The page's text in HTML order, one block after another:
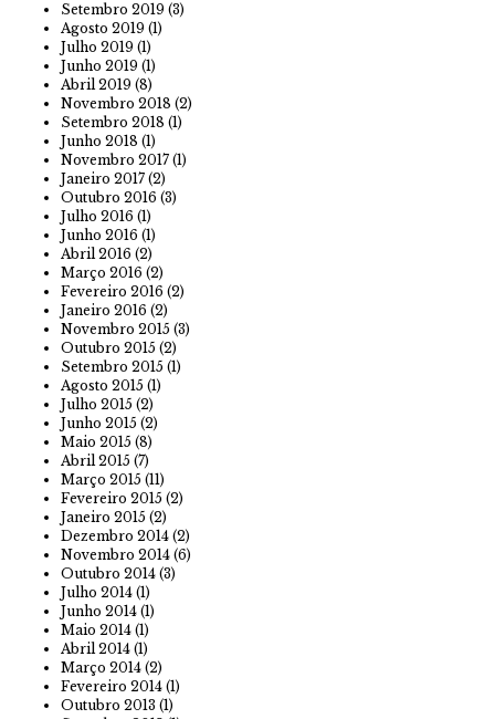
Setembro 2019 (3)
Agosto 2019 (1)
Julho 2019 (1)
Junho 2019 (1)
Abril 2019 (8)
Novembro 2018 (2)
Setembro 2018 (1)
Junho 2018 (1)
Novembro 2017 (1)
Janeiro 2017 (2)
Outubro 2016 (3)
Julho 2016 (1)
Junho 2016 (1)
Abril 2016 (2)
Março 2016 (2)
Fevereiro 2016 (2)
Janeiro 2016 (2)
Novembro 2015 (3)
Outubro 2015 (2)
Setembro 2015 (1)
Agosto 2015 (1)
Julho 2015 (2)
Junho 2015 (2)
Maio 2015 (8)
Abril 2015 (7)
Março 2015 (11)
Fevereiro 2015 (2)
Janeiro 2015 (2)
Dezembro 2014 (2)
Novembro 2014 (6)
Outubro 2014 (3)
Julho 2014 (1)
Junho 2014 (1)
Maio 2014 (1)
Abril 2014 (1)
Março 2014 (2)
Fevereiro 2014 (1)
Outubro 2013 (1)